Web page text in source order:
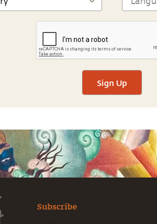
Sign Up
Subscribe